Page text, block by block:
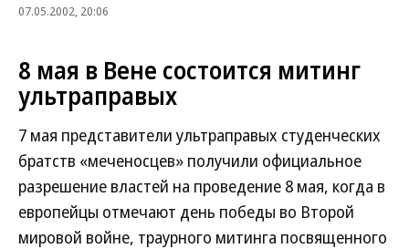
07.05.2002, 20:06
8 мая в Вене состоится митинг
ультраправых
7 мая представители ультраправых студенческих
братств «меченосцев» получили официальное
разрешение властей на проведение 8 мая, когда в
европейцы отмечают день победы во Второй
мировой войне, траурного митинга посвященного